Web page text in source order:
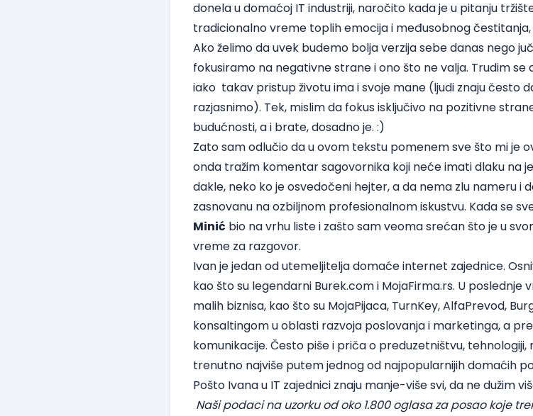
donela u domaćoj IT industriji, naročito kada je u pitanju
tradicionalno vreme toplih emocija i međusobnog
Ako želimo da uvek budemo bolja verzija sebe danas nego
fokusiramo na negativne strane i ono što ne valja. Trudim
iako takav pristup životu ima i svoje mane (ljudi znaju često
razjasnimo). Tek, mislim da fokus isključivo na pozitivne
budućnosti, a i brate, dosadno je. :)
Zato sam odlučio da u ovom tekstu pomenem sve što mi je
onda tražim komentar sagovornika koji neće imati dlaku na
dakle, neko ko je osvedočeni hejter, a da nema zlu nameru i
zasnovanu na ozbiljnom profesionalnom iskustvu. Kada se
Minić bio na vrhu liste i zašto sam veoma srećan što je u
vreme za razgovor.
Ivan je jedan od utemeljitelja domaće internet zajednice.
kao što su legendarni Burek.com i MojaFirma.rs. U poslednje
malih biznisa, kao što su MojaPijaca, TurnKey,AlfaPrevod,
konsaltingom u oblasti razvoja poslovanja i marketinga, a
komunikacije. Često piše i priča o preduzetništvu,
trenutno najviše putem jednog od najpopularnijih domaćih
Pošto Ivana u IT zajednici znaju manje-više svi, da ne dužim
Naši podaci na uzorku od oko 1.800 oglasa za posao koje